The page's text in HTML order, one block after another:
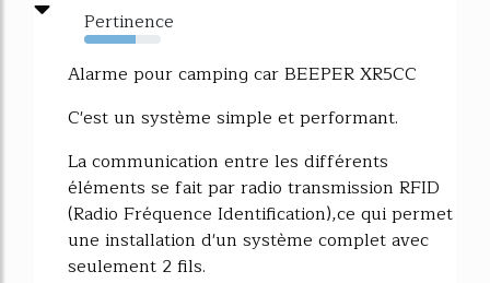
Pertinence
67%
Alarme pour camping car BEEPER XR5CC
C'est un système simple et performant.
La communication entre les différents
éléments se fait par radio transmission RFID
(Radio Fréquence Identification),ce qui permet
une installation d'un système complet avec
seulement 2 fils.